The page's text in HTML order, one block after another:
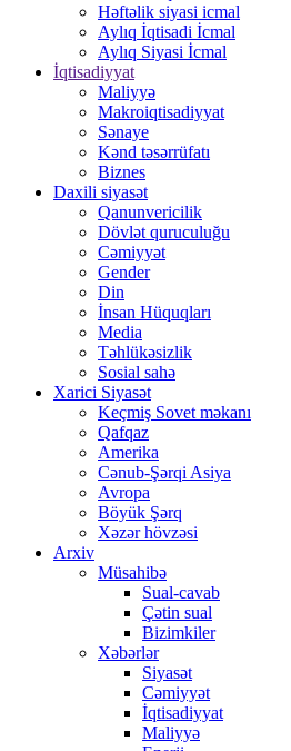
Həftəlik siyasi icmal
Aylıq İqtisadi İcmal
Aylıq Siyasi İcmal
İqtisadiyyat
Maliyyə
Makroiqtisadiyyat
Sənaye
Kənd təsərrüfatı
Biznes
Daxili siyasət
Qanunvericilik
Dövlət quruculuğu
Cəmiyyət
Gender
Din
İnsan Hüquqları
Media
Təhlükəsizlik
Sosial sahə
Xarici Siyasət
Keçmiş Sovet məkanı
Qafqaz
Amerika
Cənub-Şərqi Asiya
Avropa
Böyük Şərq
Xəzər hövzəsi
Arxiv
Müsahibə
Sual-cavab
Çətin sual
Bizimkiler
Xəbərlər
Siyasət
Cəmiyyət
İqtisadiyyat
Maliyyə